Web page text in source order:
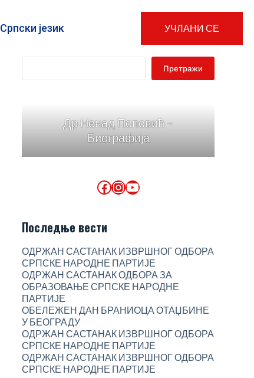
Српски језик УЧЛАНИ СЕ
Претражи
Др Ненад Поповић -
Биографија
Последње вести
ОДРЖАН САСТАНАК ИЗВРШНОГ ОДБОРА
СРПСКЕ НАРОДНЕ ПАРТИЈЕ
ОДРЖАН САСТАНАК ОДБОРА ЗА
ОБРАЗОВАЊЕ СРПСКЕ НАРОДНЕ
ПАРТИЈЕ
ОБЕЛЕЖЕН ДАН БРАНИОЦА ОТАЏБИНЕ
У БЕОГРАДУ
ОДРЖАН САСТАНАК ИЗВРШНОГ ОДБОРА
СРПСКЕ НАРОДНЕ ПАРТИЈЕ
ОДРЖАН САСТАНАК ИЗВРШНОГ ОДБОРА
СРПСКЕ НАРОДНЕ ПАРТИЈЕ